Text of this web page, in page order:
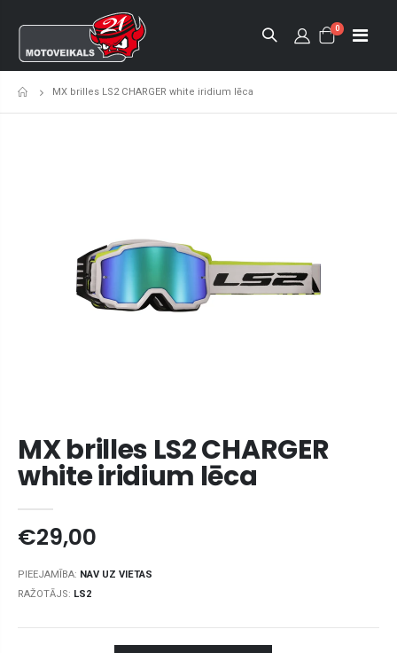
0
Sākumlapa
MX brilles LS2 CHARGER white iridium lēca
MX brilles LS2 CHARGER
white iridium lēca
€29,00
PIEEJAMĪBA: NAV UZ VIETAS
RAŽOTĀJS: LS2